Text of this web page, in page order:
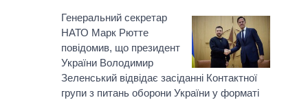
Генеральний секретар
НАТО Марк Рютте
повідомив, що президент
України Володимир
Зеленський відвідає засіданні Контактної
групи з питань оборони України у форматі